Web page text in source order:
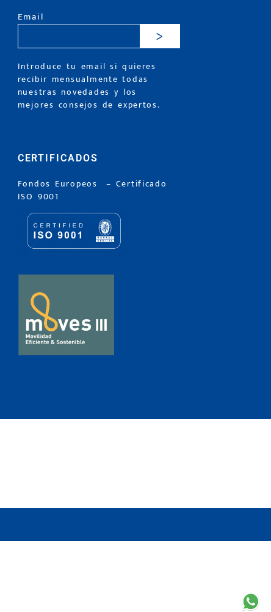
Email
>
Introduce tu email si quieres
recibir mensualmente todas
nuestras novedades y los
mejores consejos de expertos.
CERTIFICADOS
Fondos Europeos – Certificado
ISO 9001